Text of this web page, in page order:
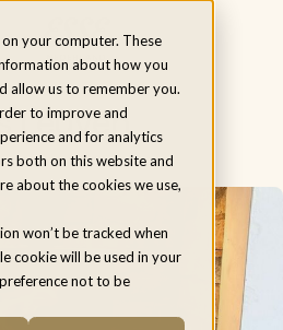
your computer. These
about how you
allow us to remember you.
to improve and
and for analytics
both on this website and
about the cookies we use,
won’t be tracked when
cookie will be used in your
not to be
Leuven